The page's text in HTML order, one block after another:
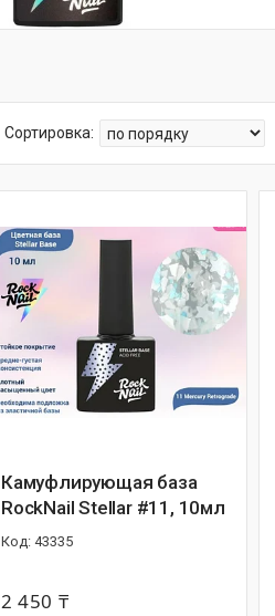
Камуфлирующая база
RockNail Stellar #11, 10мл
43335
2 450 ₸